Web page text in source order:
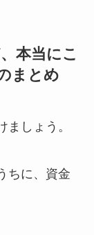
本当にこ
まとめ
しょう。
ちに、資金